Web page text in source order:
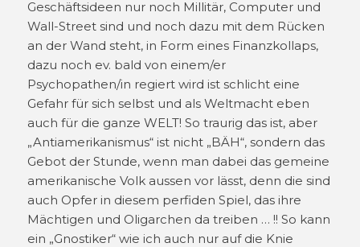
Geschäftsideen nur noch Millitär, Computer und
Wall-Street sind und noch dazu mit dem Rücken
an der Wand steht, in Form eines Finanzkollaps,
dazu noch ev. bald von einem/er
Psychopathen/in regiert wird ist schlicht eine
Gefahr für sich selbst und als Weltmacht eben
auch für die ganze WELT! So traurig das ist, aber
„Antiamerikanismus“ ist nicht „BÄH“, sondern das
Gebot der Stunde, wenn man dabei das gemeine
amerikanische Volk aussen vor lässt, denn die sind
auch Opfer in diesem perfiden Spiel, das ihre
Mächtigen und Oligarchen da treiben … !! So kann
ein „Gnostiker“ wie ich auch nur auf die Knie